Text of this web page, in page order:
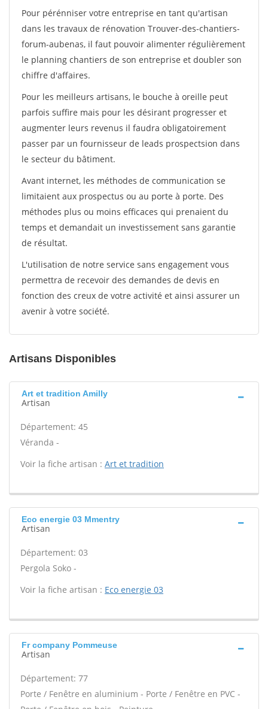
Pour pérénniser votre entreprise en tant qu'artisan
dans les travaux de rénovation Trouver-des-chantiers-
forum-aubenas, il faut pouvoir alimenter régulièrement
le planning chantiers de son entreprise et doubler son
chiffre d'affaires.
Pour les meilleurs artisans, le bouche à oreille peut
parfois suffire mais pour les désirant progresser et
augmenter leurs revenus il faudra obligatoirement
passer par un fournisseur de leads prospectsion dans
le secteur du bâtiment.
Avant internet, les méthodes de communication se
limitaient aux prospectus ou au porte à porte. Des
méthodes plus ou moins efficaces qui prenaient du
temps et demandait un investissement sans garantie
de résultat.
L'utilisation de notre service sans engagement vous
permettra de recevoir des demandes de devis en
fonction des creux de votre activité et ainsi assurer un
avenir à votre société.
Artisans Disponibles
Art et tradition Amilly
Artisan
Département: 45
Véranda -
Voir la fiche artisan : Art et tradition
Eco energie 03 Mmentry
Artisan
Département: 03
Pergola Soko -
Voir la fiche artisan : Eco energie 03
Fr company Pommeuse
Artisan
Département: 77
Porte / Fenêtre en aluminium - Porte / Fenêtre en PVC -